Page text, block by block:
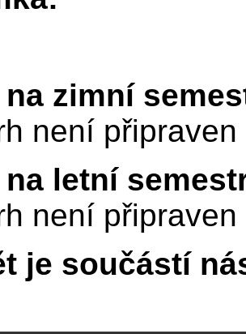
zimní
není připraven
letní
není připraven
je součástí